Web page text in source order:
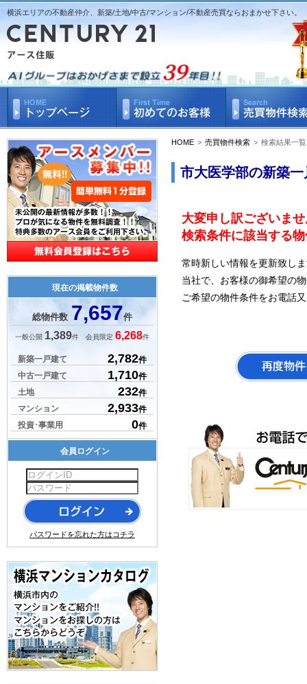
横浜エリアの不動産仲介、新築/土地/中古/マンション/不動産売買ならおまかせ下さい。
HOME > 売買物件検索 > 検索結果一覧
市大医学部の新築
大変申し訳ございま
検索条件に該当する
常時新しい情報を更新致し
当社で、お客様の御希望の
ご希望の物件条件をお電話
現在の掲載物件数
総物件数 7,657件
一般公開 1,389件 会員限定 6,268件
新築一戸建て 2,782件
中古一戸建て
1,710件
土地
232件
マンション
2,933件
投資･事業用
0件
会員ログイン
パスワードを忘れた方はコチラ